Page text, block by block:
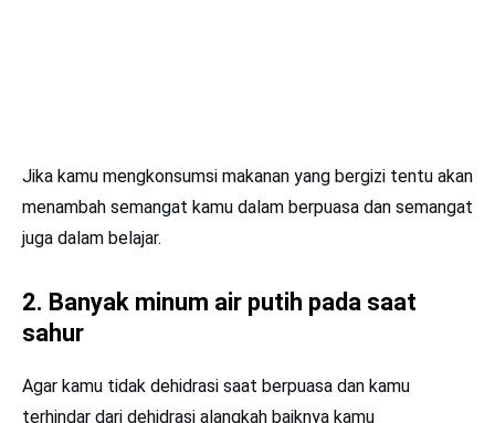
Jika kamu mengkonsumsi makanan yang bergizi tentu akan
menambah semangat kamu dalam berpuasa dan semangat
juga dalam belajar.
2. Banyak minum air putih pada saat
sahur
Agar kamu tidak dehidrasi saat berpuasa dan kamu
terhindar dari dehidrasi alangkah baiknya kamu